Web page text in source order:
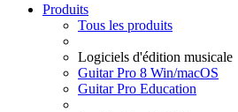
Produits
Tous les produits
Logiciels d'édition musicale
Guitar Pro 8 Win/macOS
Guitar Pro Education